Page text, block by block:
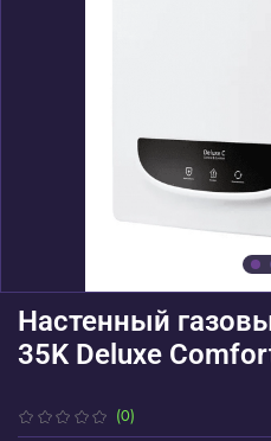
(0)
Настенный
35K Deluxe